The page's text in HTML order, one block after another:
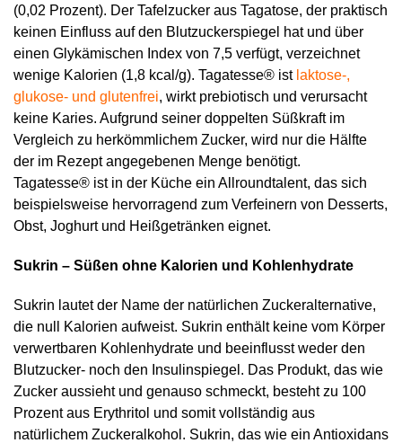
(0,02 Prozent). Der Tafelzucker aus Tagatose, der praktisch
keinen Einfluss auf den Blutzuckerspiegel hat und über
einen Glykämischen Index von 7,5 verfügt, verzeichnet
wenige Kalorien (1,8 kcal/g). Tagatesse® istlaktose-,
glukose- und glutenfrei, wirkt prebiotisch und verursacht
keine Karies. Aufgrund seiner doppelten Süßkraft im
Vergleich zu herkömmlichem Zucker, wird nur die Hälfte
der im Rezept angegebenen Menge benötigt.
Tagatesse® ist in der Küche ein Allroundtalent, das sich
beispielsweise hervorragend zum Verfeinern von Desserts,
Obst, Joghurt und Heißgetränken eignet.
Sukrin – Süßen ohne Kalorien und Kohlenhydrate
Sukrin lautet der Name der natürlichen Zuckeralternative,
die null Kalorien aufweist. Sukrin enthält keine vom Körper
verwertbaren Kohlenhydrate und beeinflusst weder den
Blutzucker- noch den Insulinspiegel. Das Produkt, das wie
Zucker aussieht und genauso schmeckt, besteht zu 100
Prozent aus Erythritol und somit vollständig aus
natürlichem Zuckeralkohol. Sukrin, das wie ein Antioxidans